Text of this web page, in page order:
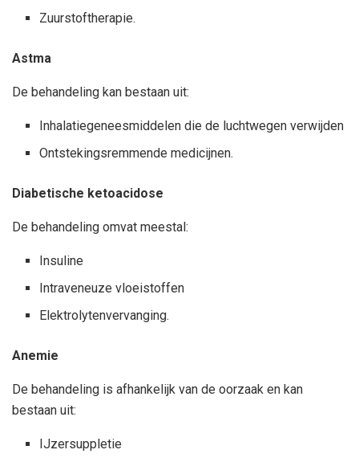
Zuurstoftherapie.
Astma
De behandeling kan bestaan uit:
Inhalatiegeneesmiddelen die de luchtwegen verwijden
Ontstekingsremmende medicijnen.
Diabetische ketoacidose
De behandeling omvat meestal:
Insuline
Intraveneuze vloeistoffen
Elektrolytenvervanging.
Anemie
De behandeling is afhankelijk van de oorzaak en kan
bestaan uit:
IJzersuppletie